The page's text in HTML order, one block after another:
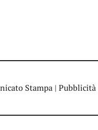
Stampa | Pubblicità